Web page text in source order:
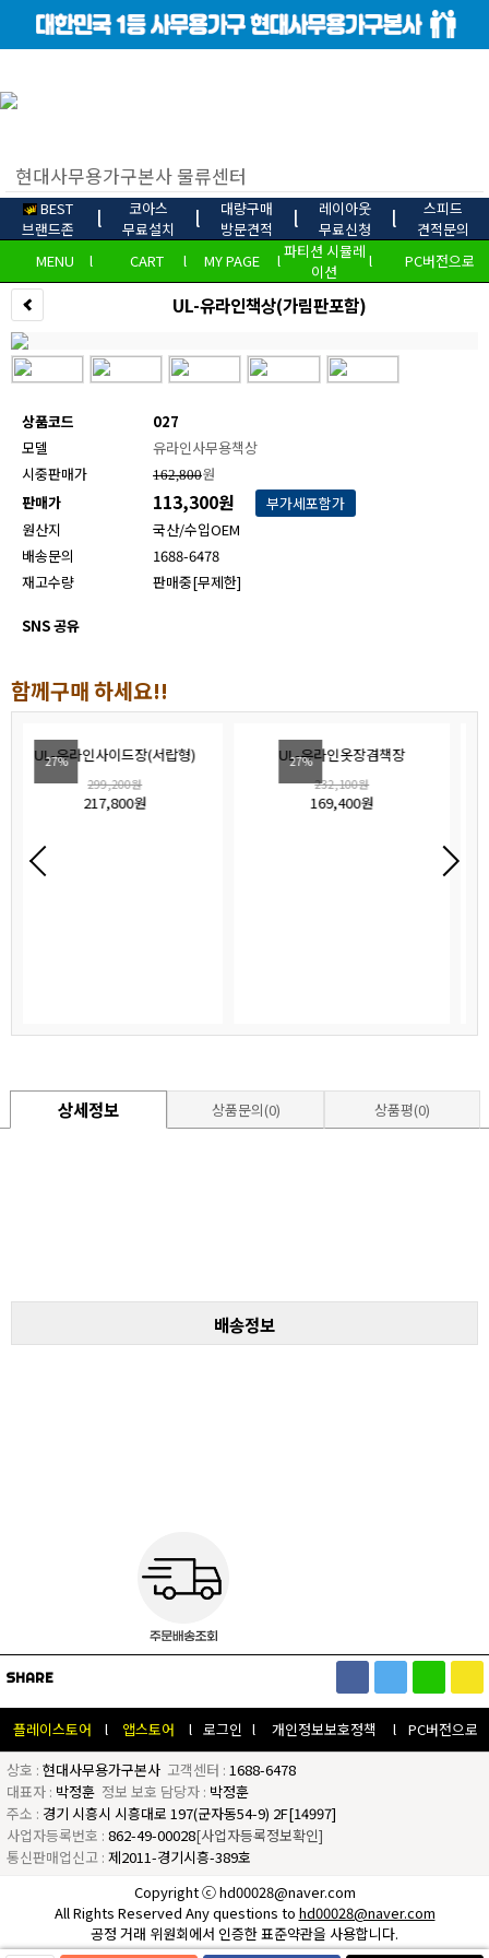
BEST
브랜드존
l
코아스
무료설치
l
대량구매
방문견적
l
레이아웃
무료신청
l
스피드
견적문의
MENU
l CART l MY PAGE l파티션 시뮬레
이션
l PC버전으로
UL-유라인책상(가림판포함)
상품코드
027
모델
유라인사무용책상
시중판매가
162,800원
판매가
113,300원
부가세포함가
원산지
국산/수입OEM
배송문의
1688-6478
재고수량
판매중[무제한]
SNS 공유
함께구매 하세요!!
(서랍형) 27%
UL-유라인옷장겸책장 30%
UL-유라인책상(가림
상세정보 상품문의(0) 상품평(0)
배송정보
SHARE
플레이스토어 l 앱스토어 l 로그인 l 개인정보보호정책 l
PC버전으로
상호 : 현대사무용가구본사 고객센터 : 1688-6478
대표자 : 박정훈 정보 보호 담당자 : 박정훈
주소 : 경기 시흥시 시흥대로 197(군자동54-9) 2F[14997]
사업자등록번호 : 862-49-00028[사업자등록정보확인]
통신판매업신고 : 제2011-경기시흥-389호
Copyright ⓒ hd00028@naver.com
All Rights Reserved Any questions to hd00028@naver.com
공정 거래 위원회에서 인증한 표준약관을 사용합니다.